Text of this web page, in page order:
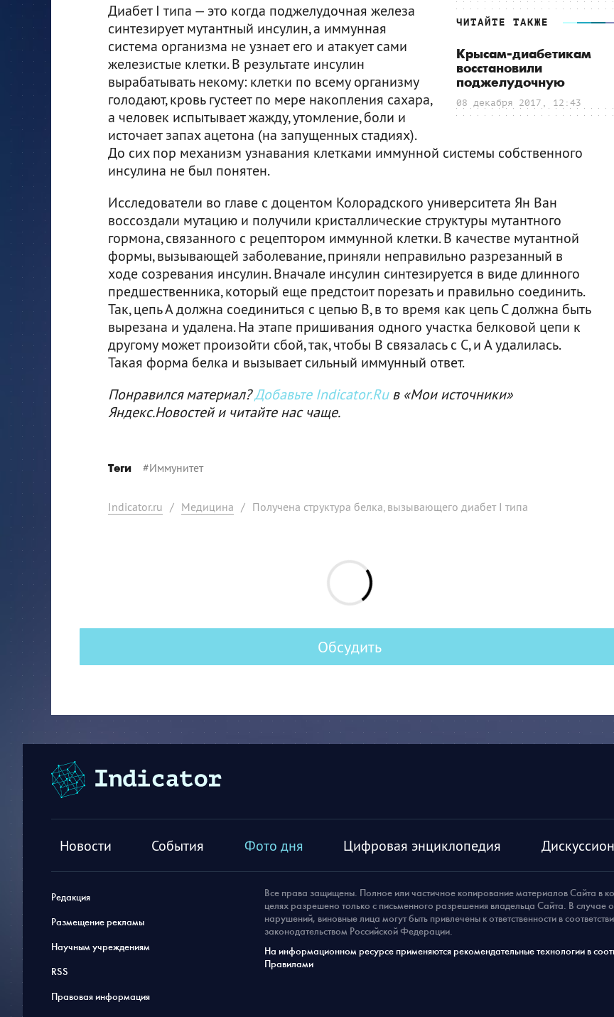
ЧИТАЙТЕ ТАКЖЕ
Крысам-диабетикам
восстановили
поджелудочную
08 декабря 2017, 12:43
Диабет I типа — это когда поджелудочная железа
синтезирует мутантный инсулин, а иммунная
система организма не узнает его и атакует сами
железистые клетки. В результате инсулин
вырабатывать некому: клетки по всему организму
голодают, кровь густеет по мере накопления сахара,
а человек испытывает жажду, утомление, боли и
источает запах ацетона (на запущенных стадиях).
До сих пор механизм узнавания клетками иммунной системы собственного
инсулина не был понятен.
Исследователи во главе с доцентом Колорадского университета Ян Ван
воссоздали мутацию и получили кристаллические структуры мутантного
гормона, связанного с рецептором иммунной клетки. В качестве мутантной
формы, вызывающей заболевание, приняли неправильно разрезанный в
ходе созревания инсулин. Вначале инсулин синтезируется в виде длинного
предшественника, который еще предстоит порезать и правильно соединить.
Так, цепь А должна соединиться с цепью В, в то время как цепь С должна быть
вырезана и удалена. На этапе пришивания одного участка белковой цепи к
другому может произойти сбой, так, чтобы B связалась с С, и А удалилась.
Такая форма белка и вызывает сильный иммунный ответ.
Понравился материал?Добавьте Indicator.Ruв «Мои источники»
Яндекс.Новостей и читайте нас чаще.
Теги #Иммунитет
Indicator.ru / Медицина / Получена структура белка, вызывающего диабет I типа
Обсудить
Новости События Фото дня Цифровая энциклопедия
Редакция
Размещение рекламы
Научным учреждениям
RSS
Правовая информация
Все права защищены. Полное или частичное копирование материалов Сайта в
целях разрешено только с письменного разрешения владельца Сайта. В случае
нарушений, виновные лица могут быть привлечены к ответственности в
законодательством Российской Федерации.
На информационном ресурсе применяются рекомендательные технологии в
Правилами